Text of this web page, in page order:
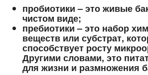
пробиотики – это живые
чистом виде;
пребиотики – это набор
веществ или субстрат,
способствует росту
Другими словами, это
для жизни и размножения